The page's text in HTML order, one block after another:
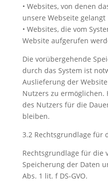
• Websites, von denen
unsere Webseite gelangt
• Websites, die vom
Website aufgerufen
Die vorübergehende
durch das System ist
Auslieferung der
Nutzers zu ermöglichen.
des Nutzers für die
bleiben.
3.2 Rechtsgrundlage für
Rechtsgrundlage für die
Speicherung der Daten
Abs. 1 lit. f DS-GVO.